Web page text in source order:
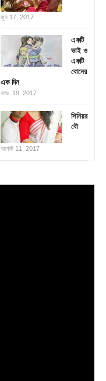
জুন 17, 2017
একটি
ভাই ও
একটি
বোনের
এক দিন
নভে. 19, 2017
সিনিয়র
বৌ
আগস্ট 11, 2017